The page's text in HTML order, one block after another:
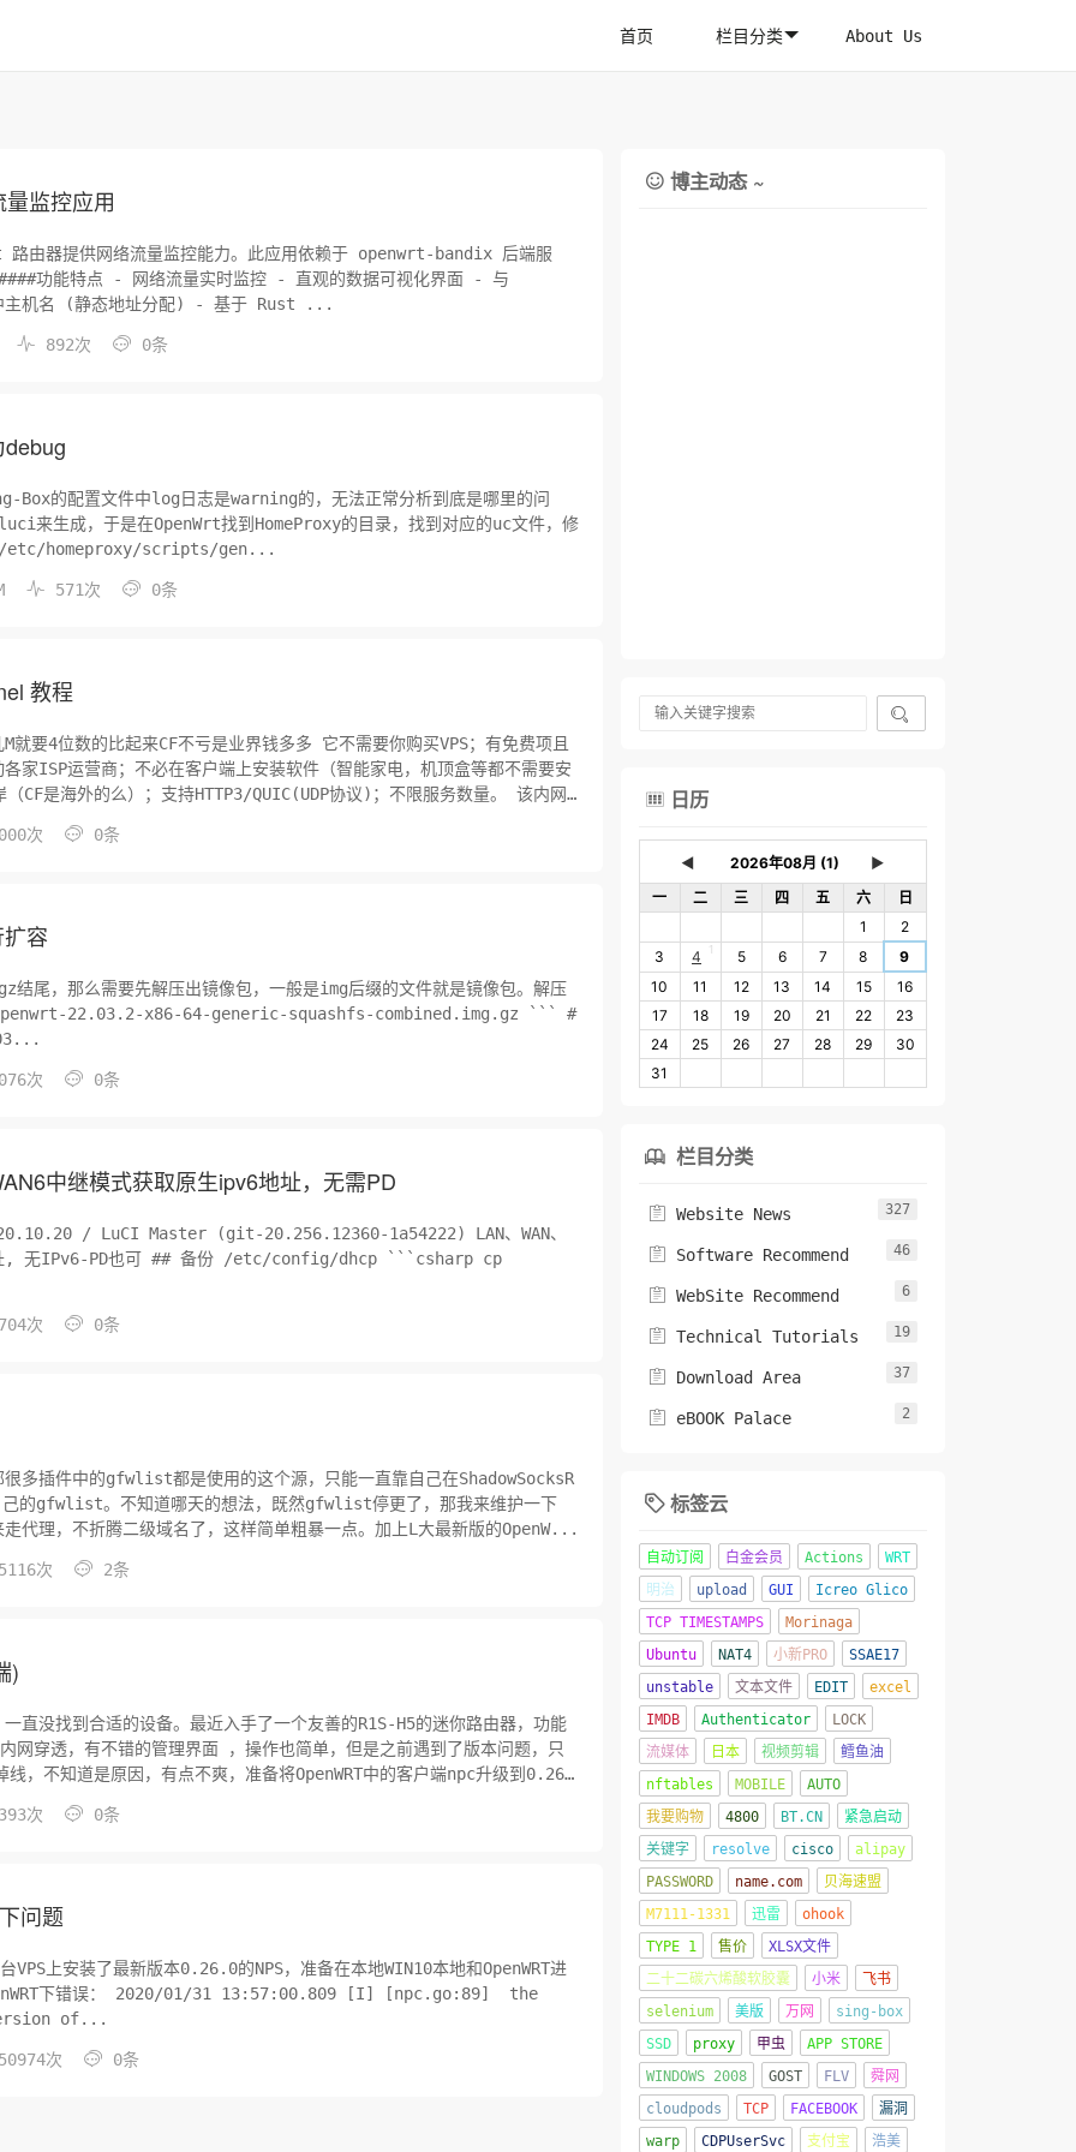
首页 栏目分类 About Us
监控应用
由器提供网络流量监控能力。此应用依赖于 openwrt-bandix 后端服
主机名 (静态地址分配) - 基于 Rust ...
 892次  0条
Box的配置文件中log日志是warning的，无法正常分析到底是哪里的问
来生成，于是在OpenWrt找到HomeProxy的目录，找到对应的uc文件，修
vi /etc/homeproxy/scripts/gen...
 571次  0条
教程
CF不亏是业界钱多多 它不需要你购买VPS；有免费项且
家ISP运营商；不必在客户端上安装软件（智能家电，机顶盒等都不需要安
是海外的么）；支持HTTP3/QUIC(UDP协议)；不限服务数量。 该内网
次  0条
容
结尾，那么需要先解压出镜像包，一般是img后缀的文件就是镜像包。解压
次  0条
中继模式获取原生ipv6地址，无需PD
/ LuCI Master (git-20.256.12360-1a54222) LAN、WAN、
config/dhcp ```csharp cp
次  0条
多插件中的gfwlist都是使用的这个源，只能一直靠自己在ShadowSocksR
己的gfwlist。不知道哪天的想法，既然gfwlist停更了，那我来维护一下
理，不折腾二级域名了，这样简单粗暴一点。加上L大最新版的OpenW...
次  2条
)
直没找到合适的设备。最近入手了一个友善的R1S-H5的迷你路由器，功能
网穿透，有不错的管理界面 ，操作也简单，但是之前遇到了版本问题，只
，不知道是原因，有点不爽，准备将OpenWRT中的客户端npc升级到0.26
次  0条
问题
VPS上安装了最新版本0.26.0的NPS，准备在本地WIN10本地和OpenWRT进
下错误： 2020/01/31 13:57:00.809 [I] [npc.go:89] the
of...
次  0条
 博主动态 ~

 日历
◄
►
一
二 三 四 五 六
日
1
2
3
4 1 5 6 7 8
9
10
11 12 13 14 15
16
17
18 19 20 21 22
23
24
25 26 27 28 29
30
31
 栏目分类
 Website News 327
 Software Recommend 46
 WebSite Recommend 6
 Technical Tutorials 19
 Download Area 37
 eBOOK Palace 2
 标签云
自动订阅 白金会员 Actions
WRT
明治
upload GUI
Icreo Glico
TCP TIMESTAMPS
Morinaga
Ubuntu
NAT4 小新PRO
SSAE17
unstable
文本文件 EDIT
excel
IMDB
Authenticator
LOCK
流媒体
日本 视频剪辑
鳕鱼油
nftables
MOBILE
AUTO
我要购物
4800 BT.CN
紧急启动
关键字
resolve cisco
alipay
PASSWORD
name.com
贝海速盟
M7111-1331
迅雷
ohook
TYPE 1
售价
XLSX文件
二十二碳六烯酸软胶囊
小米
飞书
selenium
美版 万网
sing-box
SSD
proxy 甲虫
APP STORE
WINDOWS 2008
GOST FLV
舜网
cloudpods
TCP FACEBOOK
漏洞
warp
CDPUserSvc 支付宝 浩美